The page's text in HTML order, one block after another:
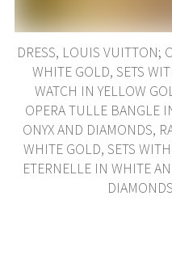
DRESS, LOUIS VUITTON;
WHITE GOLD, SETS
WATCH IN YELLOW
OPERA TULLE BANGLE
ONYX AND DIAMONDS,
WHITE GOLD, SETS
ETERNELLE IN WHITE